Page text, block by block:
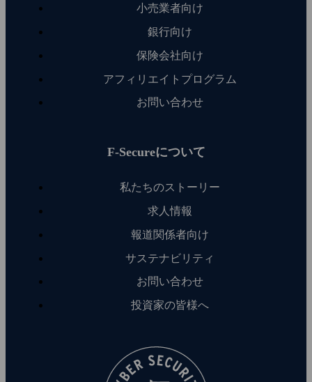
小売業者向け
銀行向け
保険会社向け
アフィリエイトプログラム
お問い合わせ
F‑Secureについて
私たちのストーリー
求人情報
報道関係者向け
サステナビリティ
お問い合わせ
投資家の皆様へ